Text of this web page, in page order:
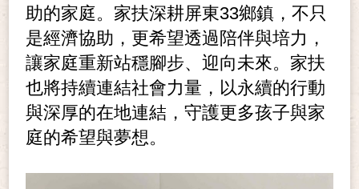
助的家庭。家扶深耕屏東33鄉鎮，不只
是經濟協助，更希望透過陪伴與培力，
讓家庭重新站穩腳步、迎向未來。家扶
也將持續連結社會力量，以永續的行動
與深厚的在地連結，守護更多孩子與家
庭的希望與夢想。